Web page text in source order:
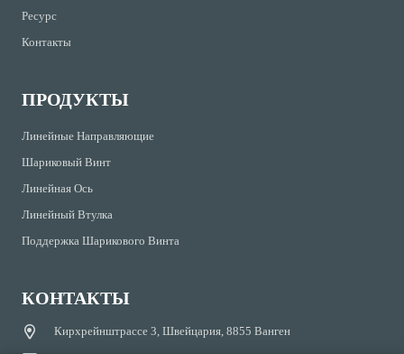
Ресурс
Контакты
ПРОДУКТЫ
Линейные Направляющие
Шариковый Винт
Линейная Ось
Линейный Втулка
Поддержка Шарикового Винта
КОНТАКТЫ
Кирхрейнштрассе 3, Швейцария, 8855 Ванген